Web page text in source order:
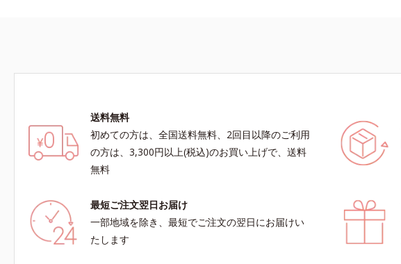
送料無料
初めての方は、全国送料無料、2回目以降のご利用
の方は、3,300円以上(税込)のお買い上げで、送料
無料
最短ご注文翌日お届け
一部地域を除き、最短でご注文の翌日にお届けい
たします